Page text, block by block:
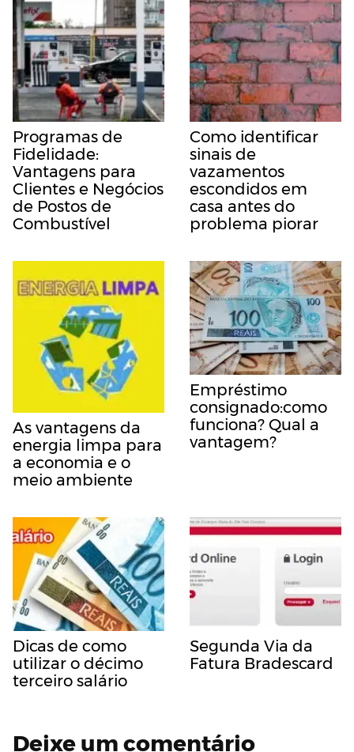
Programas de
Fidelidade:
Vantagens para
Clientes e Negócios
de Postos de
Combustível
Como identificar
sinais de
vazamentos
escondidos em
casa antes do
problema piorar
As vantagens da
energia limpa para
a economia e o
meio ambiente
Empréstimo
consignado:como
funciona? Qual a
vantagem?
Dicas de como
utilizar o décimo
terceiro salário
Segunda Via da
Fatura Bradescard
Deixe um comentário